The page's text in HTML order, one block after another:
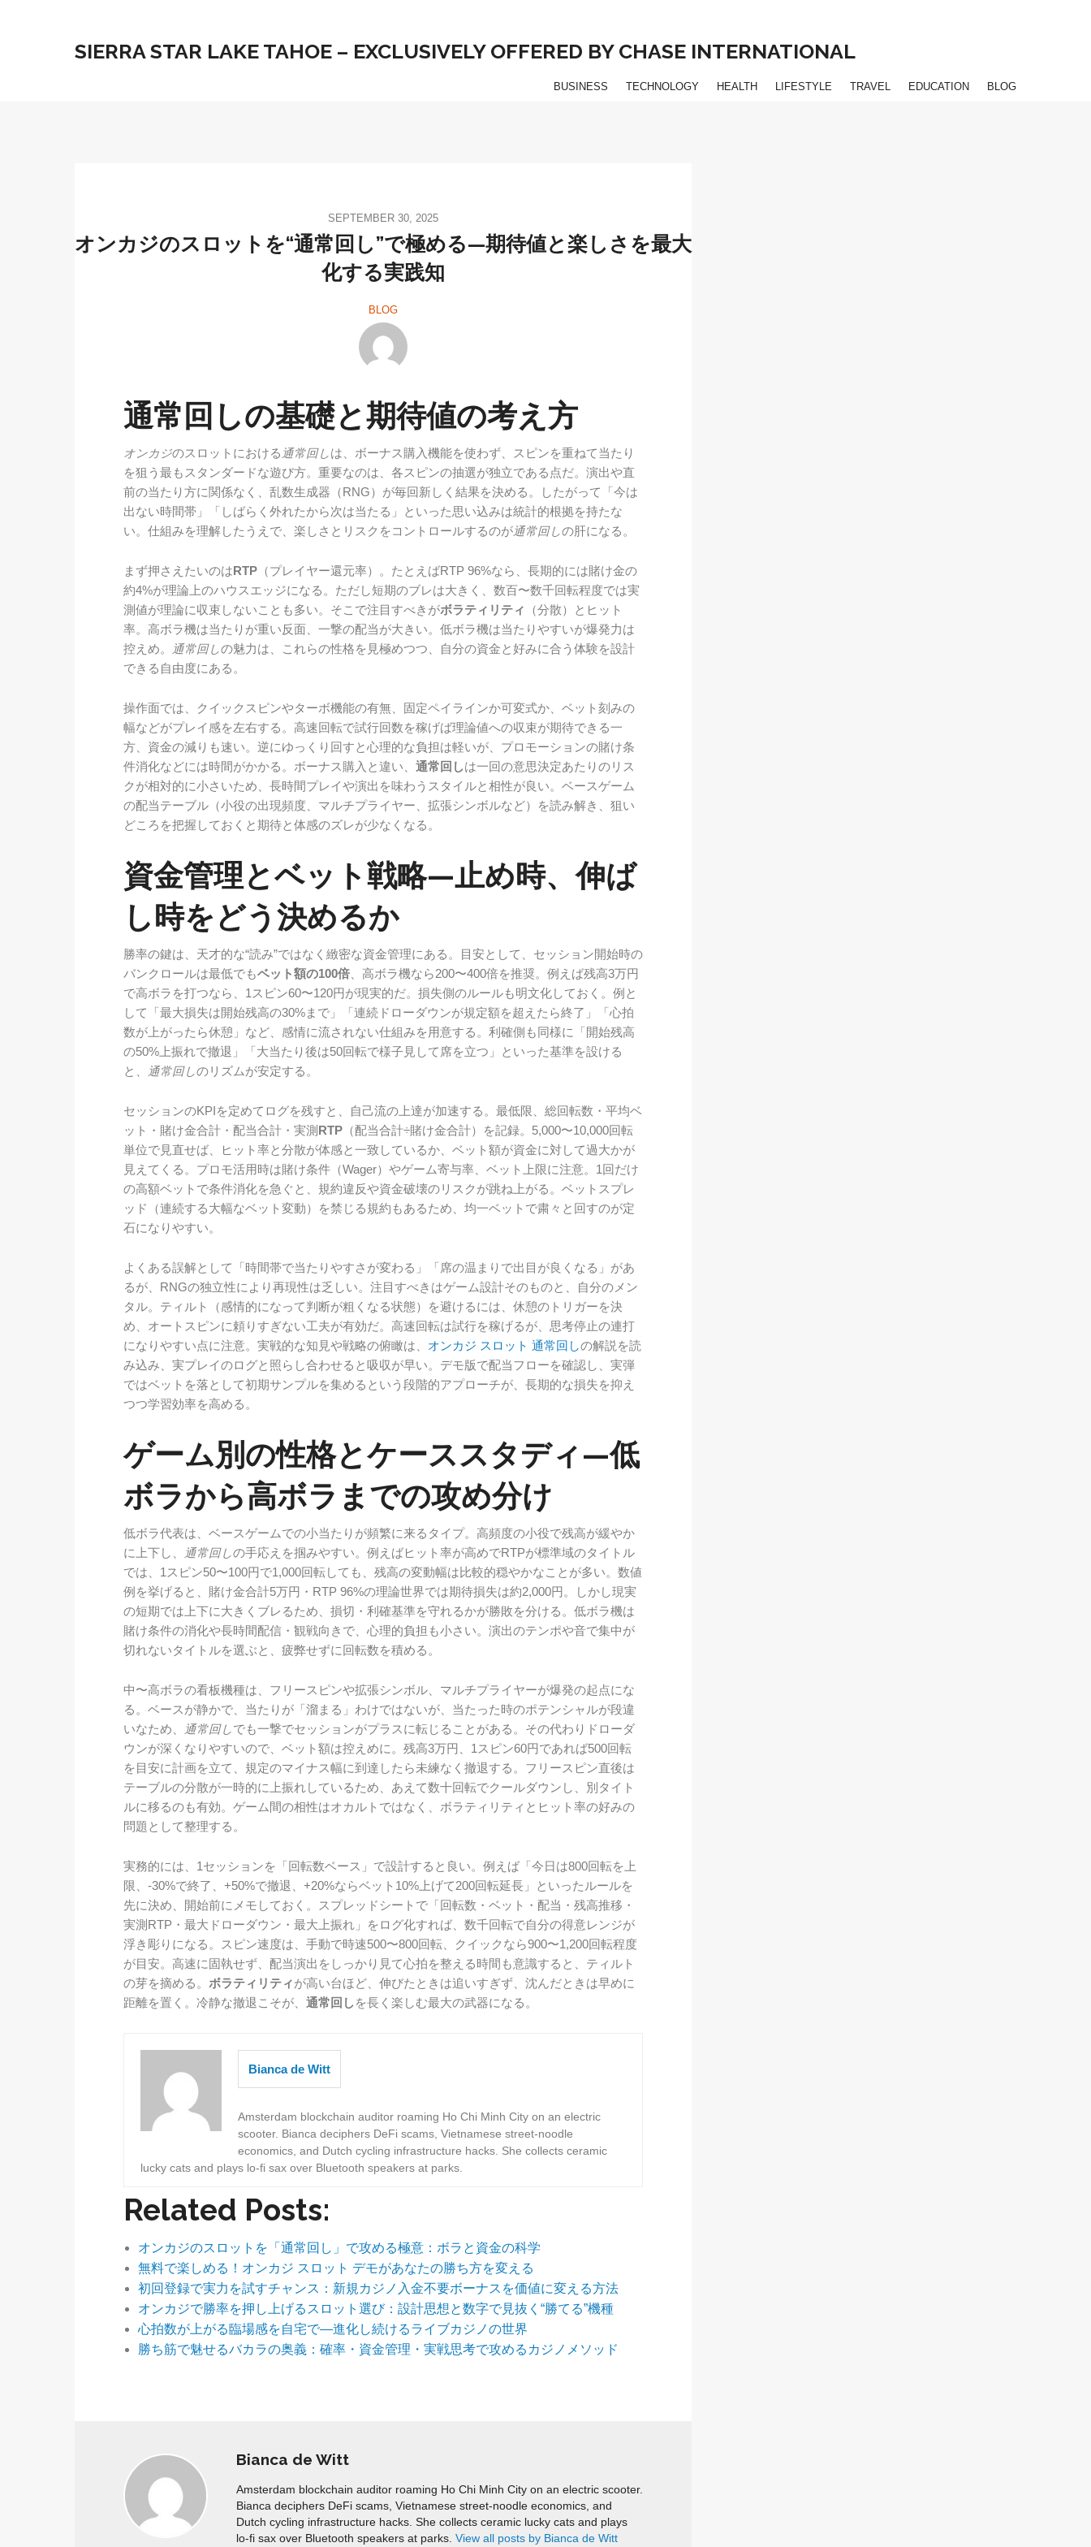
SIERRA STAR LAKE TAHOE – EXCLUSIVELY OFFERED BY CHASE INTERNATIONAL
BUSINESS TECHNOLOGY HEALTH LIFESTYLE TRAVEL EDUCATION BLOG
SEPTEMBER 30, 2025
オンカジのスロットを“通常回し”で極める—期待値と楽しさを最大
化する実践知
BLOG
通常回しの基礎と期待値の考え方
オンカジのスロットにおける 通常回しは、ボーナス購入機能を使わず、スピンを重ねて当たり
を狙う最もスタンダードな遊び方。重要なのは、各スピンの抽選が独立である点だ。演出や直
前の当たり方に関係なく、乱数生成器（RNG）が毎回新しく結果を決める。したがって「今は
出ない時間帯」「しばらく外れたから次は当たる」といった思い込みは統計的根拠を持たな
い。仕組みを理解したうえで、楽しさとリスクをコントロールするのが通常回しの肝になる。
まず押さえたいのは RTP （プレイヤー還元率）。たとえばRTP 96%なら、長期的には賭け金の
約4%が理論上のハウスエッジになる。ただし短期のブレは大きく、数百〜数千回転程度では実
測値が理論に収束しないことも多い。そこで注目すべきがボラティリティ
（分散）とヒット
率。高ボラ機は当たりが重い反面、一撃の配当が大きい。低ボラ機は当たりやすいが爆発力は
控えめ。
通常回しの魅力は、これらの性格を見極めつつ、自分の資金と好みに合う体験を設計
できる自由度にある。
操作面では、クイックスピンやターボ機能の有無、固定ペイラインか可変式か、ベット刻みの
幅などがプレイ感を左右する。高速回転で試行回数を稼げば理論値への収束が期待できる一
方、資金の減りも速い。逆にゆっくり回すと心理的な負担は軽いが、プロモーションの賭け条
件消化などには時間がかかる。ボーナス購入と違い、 通常回しは一回の意思決定あたりのリス
クが相対的に小さいため、長時間プレイや演出を味わうスタイルと相性が良い。ベースゲーム
の配当テーブル（小役の出現頻度、マルチプライヤー、拡張シンボルなど）を読み解き、狙い
どころを把握しておくと期待と体感のズレが少なくなる。
資金管理とベット戦略—止め時、伸ば
し時をどう決めるか
勝率の鍵は、天才的な“読み”ではなく緻密な資金管理にある。目安として、セッション開始時の
バンクロールは最低でもベット額の100倍 、高ボラ機なら200〜400倍を推奨。例えば残高3万円
で高ボラを打つなら、1スピン60〜120円が現実的だ。損失側のルールも明文化しておく。例と
して「最大損失は開始残高の30%まで」「連続ドローダウンが規定額を超えたら終了」「心拍
数が上がったら休憩」など、感情に流されない仕組みを用意する。利確側も同様に「開始残高
の50%上振れで撤退」「大当たり後は50回転で様子見して席を立つ」といった基準を設ける
と、
通常回しのリズムが安定する。
セッションのKPIを定めてログを残すと、自己流の上達が加速する。最低限、総回転数・平均ベ
ット・賭け金合計・配当合計・実測 RTP （配当合計÷賭け金合計）を記録。5,000〜10,000回転
単位で見直せば、ヒット率と分散が体感と一致しているか、ベット額が資金に対して過大かが
見えてくる。プロモ活用時は賭け条件（Wager）やゲーム寄与率、ベット上限に注意。1回だけ
の高額ベットで条件消化を急ぐと、規約違反や資金破壊のリスクが跳ね上がる。ベットスプレ
ッド（連続する大幅なベット変動）を禁じる規約もあるため、均一ベットで粛々と回すのが定
石になりやすい。
よくある誤解として「時間帯で当たりやすさが変わる」「席の温まりで出目が良くなる」があ
るが、RNGの独立性により再現性は乏しい。注目すべきはゲーム設計そのものと、自分のメン
タル。ティルト（感情的になって判断が粗くなる状態）を避けるには、休憩のトリガーを決
め、オートスピンに頼りすぎない工夫が有効だ。高速回転は試行を稼げるが、思考停止の連打
になりやすい点に注意。実戦的な知見や戦略の俯瞰は、 オンカジ スロット 通常回しの解説を読
み込み、実プレイのログと照らし合わせると吸収が早い。デモ版で配当フローを確認し、実弾
ではベットを落として初期サンプルを集めるという段階的アプローチが、長期的な損失を抑え
つつ学習効率を高める。
ゲーム別の性格とケーススタディ—低
ボラから高ボラまでの攻め分け
低ボラ代表は、ベースゲームでの小当たりが頻繁に来るタイプ。高頻度の小役で残高が緩やか
に上下し、
通常回しの手応えを掴みやすい。例えばヒット率が高めでRTPが標準域のタイトル
では、1スピン50〜100円で1,000回転しても、残高の変動幅は比較的穏やかなことが多い。数値
例を挙げると、賭け金合計5万円・RTP 96%の理論世界では期待損失は約2,000円。しかし現実
の短期では上下に大きくブレるため、損切・利確基準を守れるかが勝敗を分ける。低ボラ機は
賭け条件の消化や長時間配信・観戦向きで、心理的負担も小さい。演出のテンポや音で集中が
切れないタイトルを選ぶと、疲弊せずに回転数を積める。
中〜高ボラの看板機種は、フリースピンや拡張シンボル、マルチプライヤーが爆発の起点にな
る。ベースが静かで、当たりが「溜まる」わけではないが、当たった時のポテンシャルが段違
いなため、
通常回しでも一撃でセッションがプラスに転じることがある。その代わりドローダ
ウンが深くなりやすいので、ベット額は控えめに。残高3万円、1スピン60円であれば500回転
を目安に計画を立て、規定のマイナス幅に到達したら未練なく撤退する。フリースピン直後は
テーブルの分散が一時的に上振れしているため、あえて数十回転でクールダウンし、別タイト
ルに移るのも有効。ゲーム間の相性はオカルトではなく、ボラティリティとヒット率の好みの
問題として整理する。
実務的には、1セッションを「回転数ベース」で設計すると良い。例えば「今日は800回転を上
限、-30%で終了、+50%で撤退、+20%ならベット10%上げて200回転延長」といったルールを
先に決め、開始前にメモしておく。スプレッドシートで「回転数・ベット・配当・残高推移・
実測RTP・最大ドローダウン・最大上振れ」をログ化すれば、数千回転で自分の得意レンジが
浮き彫りになる。スピン速度は、手動で時速500〜800回転、クイックなら900〜1,200回転程度
が目安。高速に固執せず、配当演出をしっかり見て心拍を整える時間も意識すると、ティルト
の芽を摘める。 ボラティリティが高い台ほど、伸びたときは追いすぎず、沈んだときは早めに
距離を置く。冷静な撤退こそが、 通常回し を長く楽しむ最大の武器になる。
Bianca de Witt
Amsterdam blockchain auditor roaming Ho Chi Minh City on an electric
scooter. Bianca deciphers DeFi scams, Vietnamese street-noodle
economics, and Dutch cycling infrastructure hacks. She collects ceramic
lucky cats and plays lo-fi sax over Bluetooth speakers at parks.
Related Posts:
オンカジのスロットを「通常回し」で攻める極意：ボラと資金の科学
無料で楽しめる！オンカジ スロット デモがあなたの勝ち方を変える
初回登録で実力を試すチャンス：新規カジノ入金不要ボーナスを価値に変える方法
オンカジで勝率を押し上げるスロット選び：設計思想と数字で見抜く“勝てる”機種
心拍数が上がる臨場感を自宅で—進化し続けるライブカジノの世界
勝ち筋で魅せるバカラの奥義：確率・資金管理・実戦思考で攻めるカジノメソッド
Bianca de Witt
Amsterdam blockchain auditor roaming Ho Chi Minh City on an electric scooter.
Bianca deciphers DeFi scams, Vietnamese street-noodle economics, and
Dutch cycling infrastructure hacks. She collects ceramic lucky cats and plays
lo-fi sax over Bluetooth speakers at parks. View all posts by Bianca de Witt